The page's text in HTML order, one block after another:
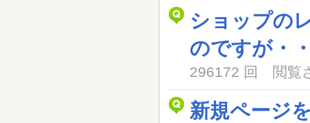
ショップの
のですが・
296172 回 閲覧
新規ページ